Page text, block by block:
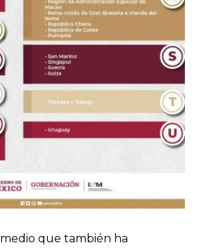
medio que también ha